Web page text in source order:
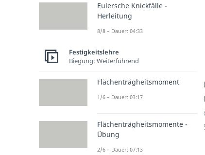
Eulersche Knickfälle -
Herleitung
8/8 – Dauer: 04:33
Festigkeitslehre
Biegung: Weiterführend
Flächenträgheitsmoment
1/6 – Dauer: 03:17
Flächenträgheitsmomente -
Übung
2/6 – Dauer: 07:13